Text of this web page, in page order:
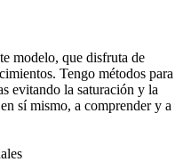
modelo, que disfruta de
Tengo métodos para
evitando la saturación y la
sí mismo, a comprender y a